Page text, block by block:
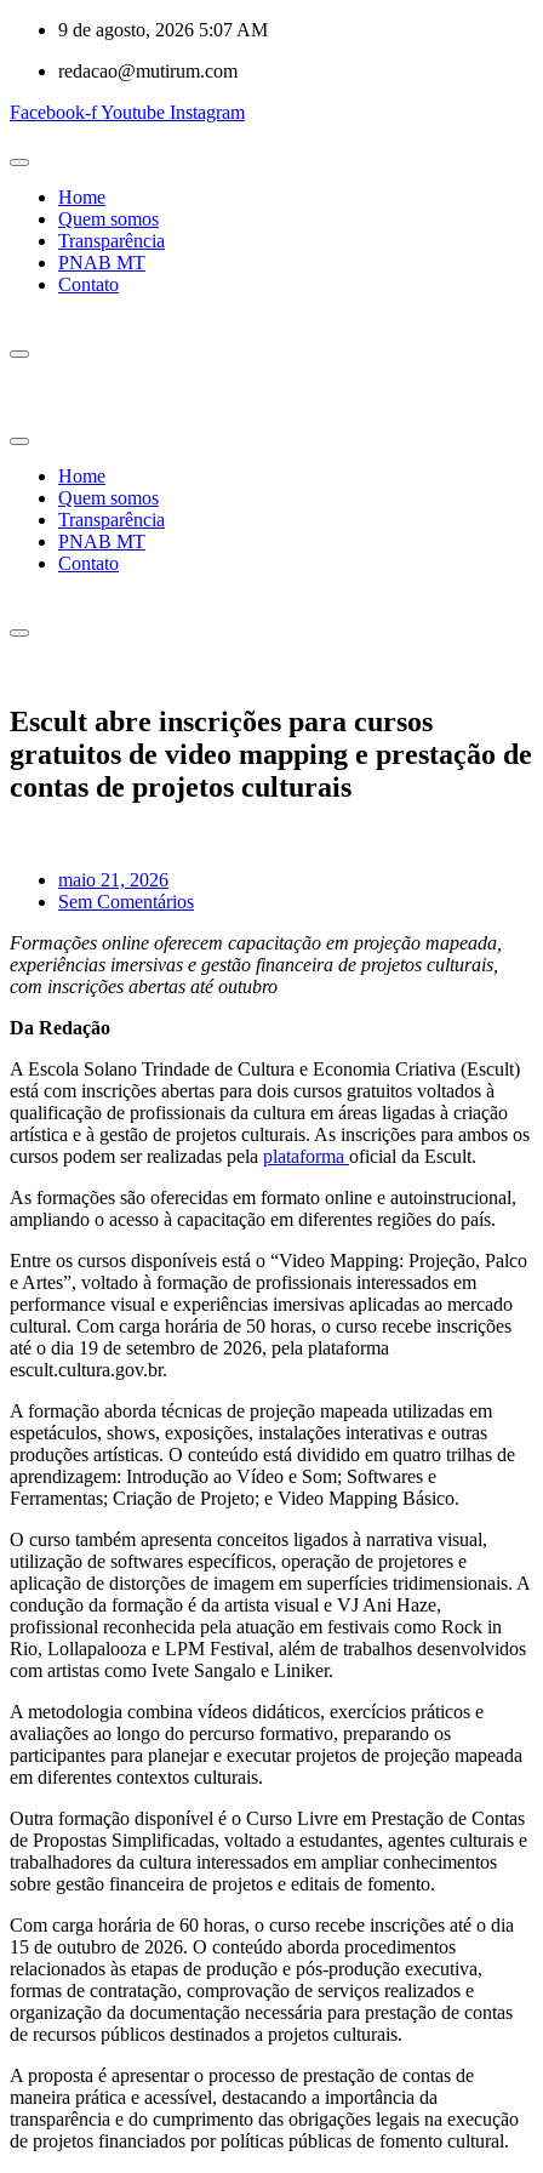
9 de agosto, 2026 5:07 AM
redacao@mutirum.com
Facebook-fYoutube Instagram
Home
Quem somos
Transparência
PNAB MT
Contato
Home
Quem somos
Transparência
PNAB MT
Contato
Escult abre inscrições para cursos
gratuitos de video mapping e prestação de
contas de projetos culturais
maio 21, 2026
Sem Comentários
Formações online oferecem capacitação em projeção mapeada,
experiências imersivas e gestão financeira de projetos culturais,
com inscrições abertas até outubro
Da Redação
A Escola Solano Trindade de Cultura e Economia Criativa (Escult)
está com inscrições abertas para dois cursos gratuitos voltados à
qualificação de profissionais da cultura em áreas ligadas à criação
artística e à gestão de projetos culturais. As inscrições para ambos os
cursos podem ser realizadas pela plataforma oficial da Escult.
As formações são oferecidas em formato online e autoinstrucional,
ampliando o acesso à capacitação em diferentes regiões do país.
Entre os cursos disponíveis está o “Video Mapping: Projeção, Palco
e Artes”, voltado à formação de profissionais interessados em
performance visual e experiências imersivas aplicadas ao mercado
cultural. Com carga horária de 50 horas, o curso recebe inscrições
até o dia 19 de setembro de 2026, pela plataforma
escult.cultura.gov.br.
A formação aborda técnicas de projeção mapeada utilizadas em
espetáculos, shows, exposições, instalações interativas e outras
produções artísticas. O conteúdo está dividido em quatro trilhas de
aprendizagem: Introdução ao Vídeo e Som; Softwares e
Ferramentas; Criação de Projeto; e Video Mapping Básico.
O curso também apresenta conceitos ligados à narrativa visual,
utilização de softwares específicos, operação de projetores e
aplicação de distorções de imagem em superfícies tridimensionais. A
condução da formação é da artista visual e VJ Ani Haze,
profissional reconhecida pela atuação em festivais como Rock in
Rio, Lollapalooza e LPM Festival, além de trabalhos desenvolvidos
com artistas como Ivete Sangalo e Liniker.
A metodologia combina vídeos didáticos, exercícios práticos e
avaliações ao longo do percurso formativo, preparando os
participantes para planejar e executar projetos de projeção mapeada
em diferentes contextos culturais.
Outra formação disponível é o Curso Livre em Prestação de Contas
de Propostas Simplificadas, voltado a estudantes, agentes culturais e
trabalhadores da cultura interessados em ampliar conhecimentos
sobre gestão financeira de projetos e editais de fomento.
Com carga horária de 60 horas, o curso recebe inscrições até o dia
15 de outubro de 2026. O conteúdo aborda procedimentos
relacionados às etapas de produção e pós-produção executiva,
formas de contratação, comprovação de serviços realizados e
organização da documentação necessária para prestação de contas
de recursos públicos destinados a projetos culturais.
A proposta é apresentar o processo de prestação de contas de
maneira prática e acessível, destacando a importância da
transparência e do cumprimento das obrigações legais na execução
de projetos financiados por políticas públicas de fomento cultural.